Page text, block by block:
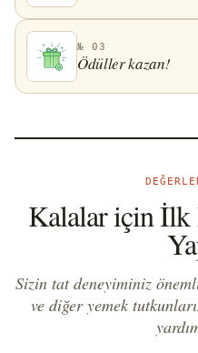
№ 03
Ödüller kazan!
Kalalar için İlk
Sizin tat deneyiminiz
ve diğer yemek